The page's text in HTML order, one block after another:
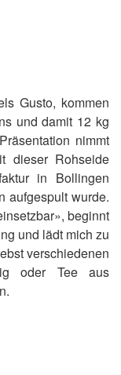
Gusto, kommen
und damit 12 kg
nimmt
dieser Rohseide
in Bollingen
aufgespult wurde.
beginnt
und lädt mich zu
verschiedenen
oder Tee aus